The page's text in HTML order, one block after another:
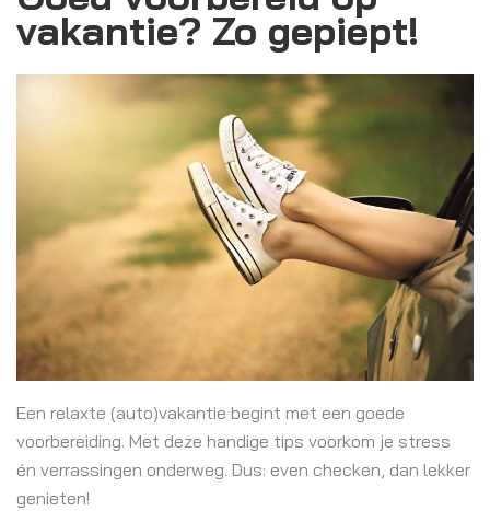
vakantie? Zo gepiept!
Een relaxte (auto)vakantie begint met een goede
voorbereiding. Met deze handige tips voorkom je stress
én verrassingen onderweg. Dus: even checken, dan lekker
genieten!